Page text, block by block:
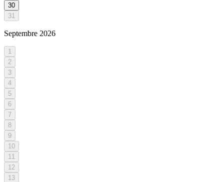
30
31
Septembre 2026
1
2
3
4
5
6
7
8
9
10
11
12
13